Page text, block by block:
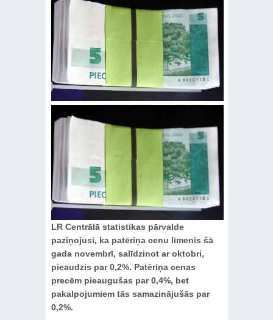
LR Centrālā statistikas pārvalde
paziņojusi, ka patēriņa cenu līmenis šā
gada novembrī, salīdzinot ar oktobri,
pieaudzis par 0,2%. Patēriņa cenas
precēm pieaugušas par 0,4%, bet
pakalpojumiem tās samazinājušās par
0,2%.